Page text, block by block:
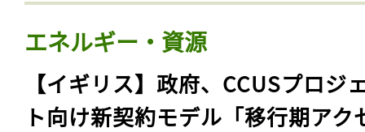
エネルギー・資源
【イギリス】政府、CCUSプロジ
ト向け新契約モデル「移行期アク